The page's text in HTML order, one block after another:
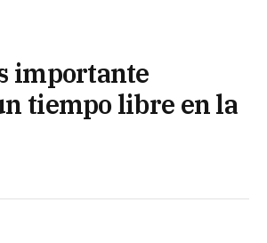
importante
tiempo libre en la